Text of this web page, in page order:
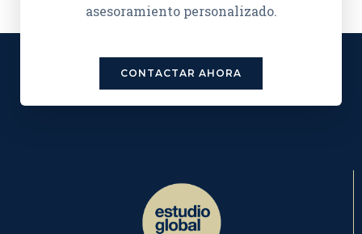
asesoramiento personalizado.
CONTACTAR AHORA